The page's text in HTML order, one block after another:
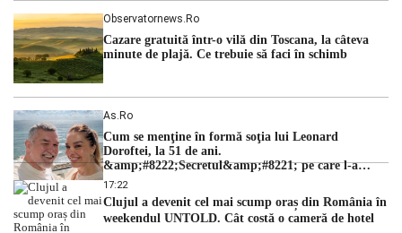
Observatornews.ro
Cazare gratuită într-o vilă din Toscana, la câteva
minute de plajă. Ce trebuie să faci în schimb
As.ro
Cum se menţine în formă soţia lui Leonard
Doroftei, la 51 de ani.
&amp;#8222;Secretul&amp;#8221; pe care l-a
dezvăluit
17:22
Clujul a devenit cel mai scump oraș din România în
weekendul UNTOLD. Cât costă o cameră de hotel